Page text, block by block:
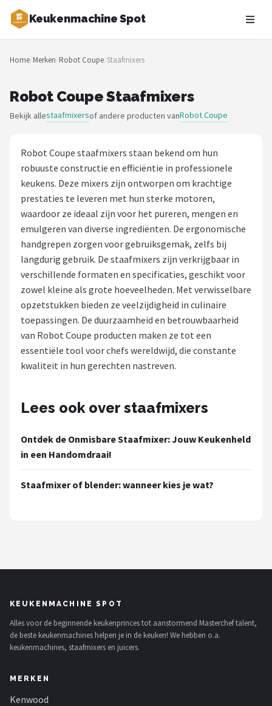
Keukenmachine Spot
Zoeken
NAVIGATIE
Merken
Restaurants
Keukenmachines
Staafmixers
Juicers
Shop
Kenwood
Moulinex
Magimix
Braun
KitchenBrothers
Philips
Home/Merken/Robot Coupe/Staafmixers
Robot Coupe Staafmixers
Bekijk allestaafmixersof andere producten vanRobot Coupe
Robot Coupe staafmixers staan bekend om hun
robuuste constructie en efficiëntie in professionele
keukens. Deze mixers zijn ontworpen om krachtige
prestaties te leveren met hun sterke motoren,
waardoor ze ideaal zijn voor het pureren, mengen en
emulgeren van diverse ingrediënten. De ergonomische
handgrepen zorgen voor gebruiksgemak, zelfs bij
langdurig gebruik. De staafmixers zijn verkrijgbaar in
verschillende formaten en specificaties, geschikt voor
zowel kleine als grote hoeveelheden. Met verwisselbare
opzetstukken bieden ze veelzijdigheid in culinaire
toepassingen. De duurzaamheid en betrouwbaarheid
van Robot Coupe producten maken ze tot een
essentiële tool voor chefs wereldwijd, die constante
kwaliteit in hun gerechten nastreven.
Lees ook over staafmixers
Ontdek de Onmisbare Staafmixer: Jouw Keukenheld
in een Handomdraai!
Staafmixer of blender: wanneer kies je wat?
KEUKENMACHINE SPOT
Alles voor de beginnende keukenprinces tot aanstormend Masterchef talent,
de beste keukenmachines helpen je in de keuken! We hebben o.a.
keukenmachines, staafmixers en juicers.
MERKEN
Kenwood